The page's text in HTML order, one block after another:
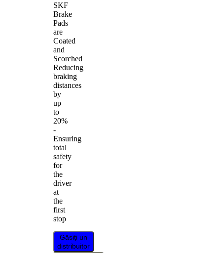
SKF
Brake
Pads
are
Coated
and
Scorched
Reducing
braking
distances
by
up
to
20%
-
Ensuring
total
safety
for
the
driver
at
the
first
stop
Găsiți un
distribuitor